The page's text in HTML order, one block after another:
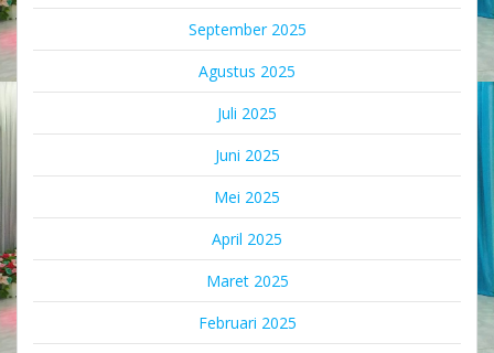
September 2025
Agustus 2025
Juli 2025
Juni 2025
Mei 2025
April 2025
Maret 2025
Februari 2025